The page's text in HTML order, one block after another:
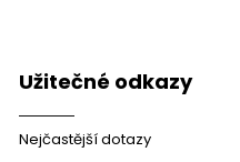
Užitečné odkazy
Nejčastější dotazy